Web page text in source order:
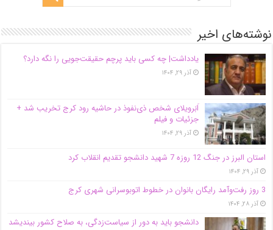
نوشته‌های اخیر
یادداشت| ‌چه کسی باید پرچم حقیقت‌جویی را نگه دارد؟
آذر ۲۹, ۱۴۰۴
اَبَر‌ویلای شخص ذی‌نفوذ در حاشیه‌ رود کرج تخریب شد +
جزئیات و فیلم
آذر ۲۹, ۱۴۰۴
استان البرز در جنگ 12 روزه 7 شهید دانشجو تقدیم انقلاب کرد
آذر ۲۹, ۱۴۰۴
3 روز رفت‌وآمد رایگان بانوان در خطوط اتوبوسرانی شهری کرج
آذر ۲۸, ۱۴۰۴
دانشجو باید به دور از سیاست‌زدگی، به صلاح کشور بیندیشد